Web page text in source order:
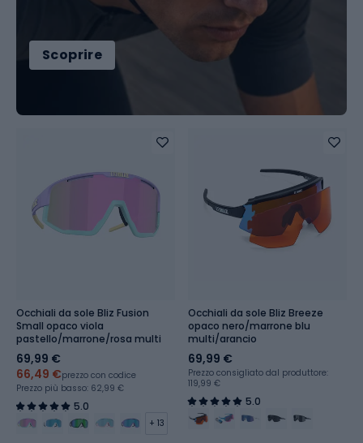
Scoprire
Occhiali da sole Bliz Fusion
Small opaco viola
pastello/marrone/rosa multi
69,99 €
66,49 €prezzo con codice
Prezzo più basso: 62,99 €
5.0
+ 13
Occhiali da sole Bliz Breeze
opaco nero/marrone blu
multi/arancio
69,99 €
Prezzo consigliato dal produttore:
119,99 €
5.0